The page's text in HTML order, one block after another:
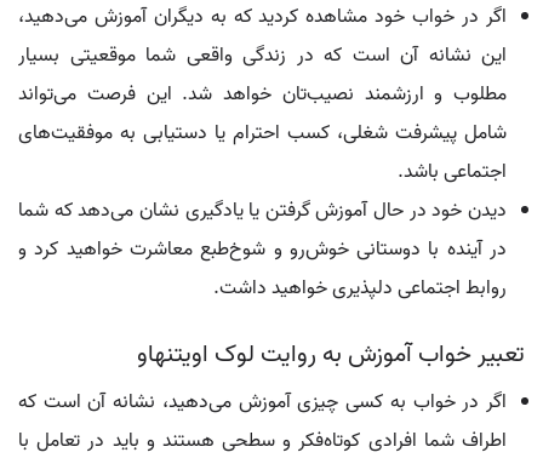
اگر در خواب خود مشاهده کردید که به دیگران آموزش می‌دهید،
این نشانه آن است که در زندگی واقعی شما موقعیتی بسیار
مطلوب و ارزشمند نصیب‌تان خواهد شد. این فرصت می‌تواند
شامل پیشرفت شغلی، کسب احترام یا دستیابی به موفقیت‌های
اجتماعی باشد.
دیدن خود در حال آموزش گرفتن یا یادگیری نشان می‌دهد که شما
در آینده با دوستانی خوش‌رو و شوخ‌طبع معاشرت خواهید کرد و
روابط اجتماعی دلپذیری خواهید داشت.
تعبیر خواب آموزش به روایت لوک اویتنهاو
اگر در خواب به کسی چیزی آموزش می‌دهید، نشانه آن است که
اطراف شما افرادی کوتاه‌فکر و سطحی هستند و باید در تعامل با